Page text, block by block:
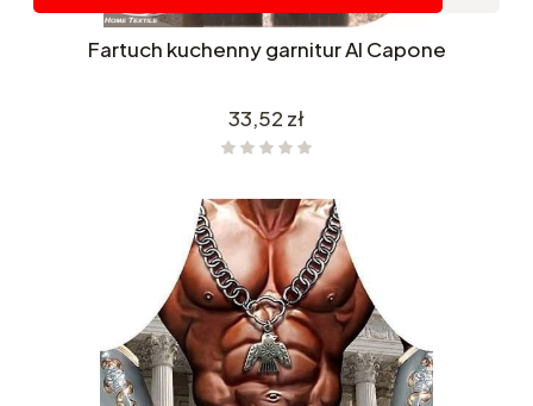
Fartuch kuchenny garnitur Al Capone
Cena
33,52 zł